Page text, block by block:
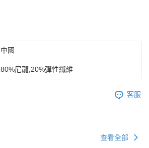
中國
80%尼龍,20%彈性纖維
客服
查看全部